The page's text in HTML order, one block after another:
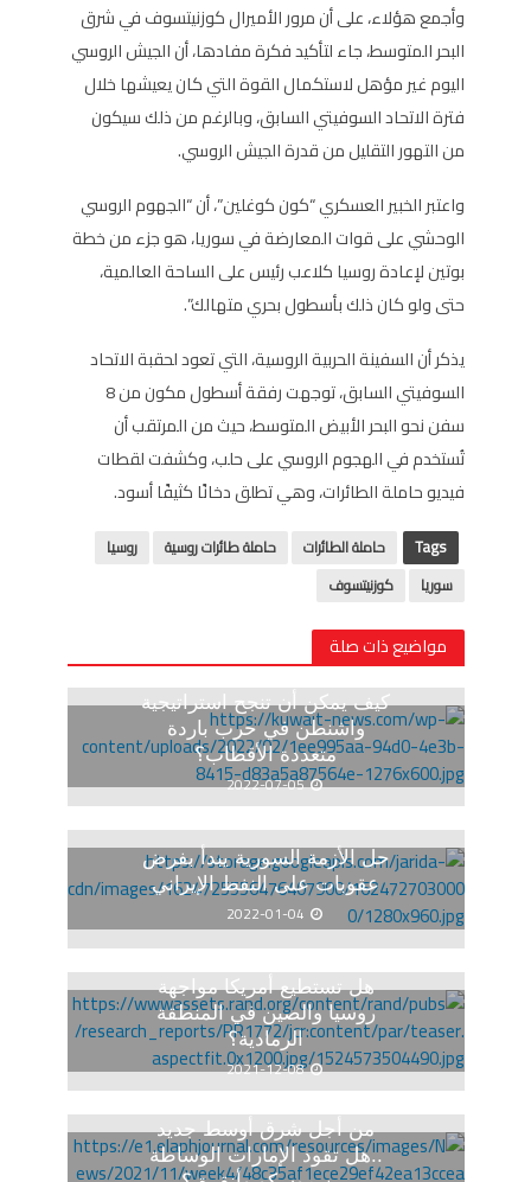
وأجمع هؤلاء، على أن مرور الأميرال كوزنيتسوف في شرق
البحر المتوسط، جاء لتأكيد فكرة مفادها، أن الجيش الروسي
اليوم غير مؤهل لاستكمال القوة التي كان يعيشها خلال
فترة الاتحاد السوفيتي السابق، وبالرغم من ذلك سيكون
من التهور التقليل من قدرة الجيش الروسي.
واعتبر الخبير العسكري “كون كوغلين”، أن “الجهوم الروسي
الوحشي على قوات المعارضة في سوريا، هو جزء من خطة
بوتين لإعادة روسيا كلاعب رئيس على الساحة العالمية،
حتى ولو كان ذلك بأسطول بحري متهالك”.
يذكر أن السفينة الحربية الروسية، التي تعود لحقبة الاتحاد
السوفيتي السابق، توجهت رفقة أسطول مكون من 8
سفن نحو البحر الأبيض المتوسط، حيث من المرتقب أن
تُستخدم في الهجوم الروسي على حلب، وكشفت لقطات
فيديو حاملة الطائرات، وهي تطلق دخانًا كثيفًا أسود.
Tags حاملة الطائرات حاملة طائرات روسية
روسيا
سوريا
كوزنيتسوف
مواضيع ذات صلة
كيف يمكن أن تنجح استراتيجية
واشنطن في حرب باردة
متعددة الأقطاب؟
2022-07-05
حل الأزمة السورية يبدأ بفرض
عقوبات على النفط الإيراني
2022-01-04
هل تستطيع أمريكا مواجهة
روسيا والصين في المنطقة
الرمادية؟
2021-12-08
من أجل شرق أوسط جديد
..هل تقود الإمارات الوساطة